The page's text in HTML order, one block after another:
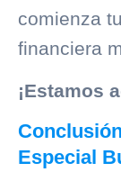
comienza
financiera
¡Estamos
Especial